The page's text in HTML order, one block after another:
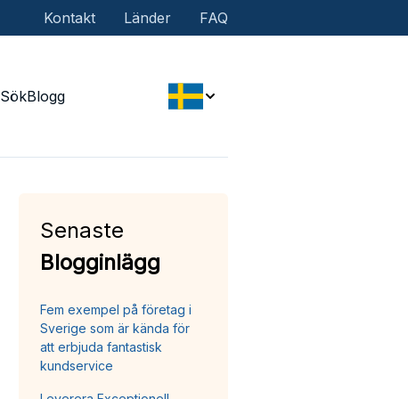
Kontakt Länder FAQ
SökBlogg
Senaste
Blogginlägg
Fem exempel på företag i
Sverige som är kända för
att erbjuda fantastisk
kundservice